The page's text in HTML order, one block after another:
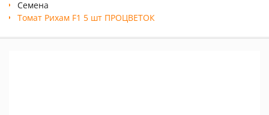
Семена
Томат Рихам F1 5 шт ПРОЦВЕТОК